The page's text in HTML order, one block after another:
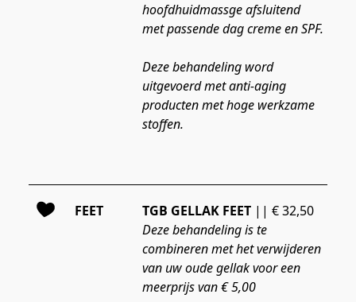
hoofdhuidmassge afsluitend
met passende dag creme en SPF.
Deze behandeling word
uitgevoerd met anti-aging
producten met hoge werkzame
stoffen.
FEET TGB GELLAK FEET || € 32,50
Deze behandeling is te
combineren met het verwijderen
van uw oude gellak voor een
meerprijs van € 5,00